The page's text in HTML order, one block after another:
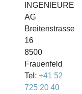
INGENIEURE
AG
Breitenstrasse
16
8500
Frauenfeld
Tel: +41 52
725 20 40